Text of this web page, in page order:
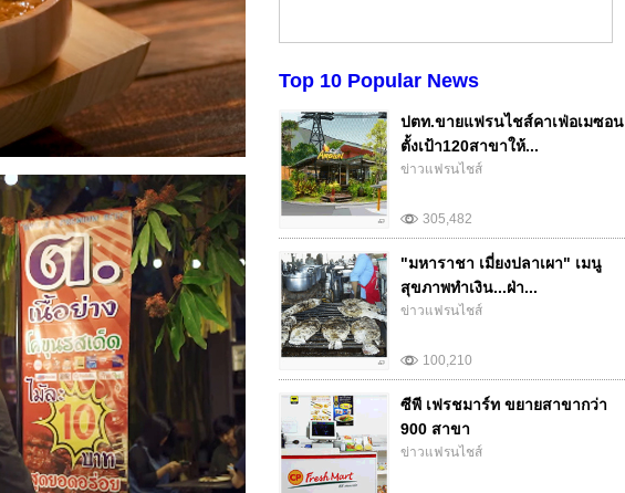
Top 10 Popular News
305,482
ปตท.ขายแฟรนไชส์คาเฟ่อเมซอน
ตั้งเป้า120สาขาให้...
ข่าวแฟรนไชส์
100,210
"มหาราชา เมี่ยงปลาเผา" เมนู
สุขภาพทำเงิน...ฝ่า...
ข่าวแฟรนไชส์
ซีพี เฟรชมาร์ท ขยายสาขากว่า
900 สาขา
ข่าวแฟรนไชส์